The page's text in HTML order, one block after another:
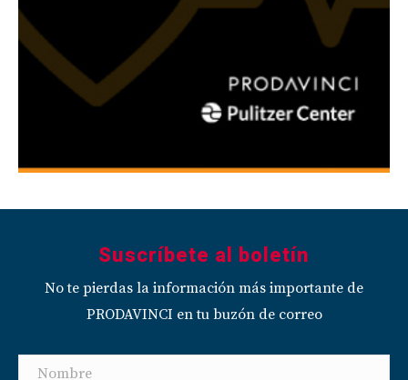
Suscríbete al boletín
No te pierdas la información más importante de
PRODAVINCI en tu buzón de correo